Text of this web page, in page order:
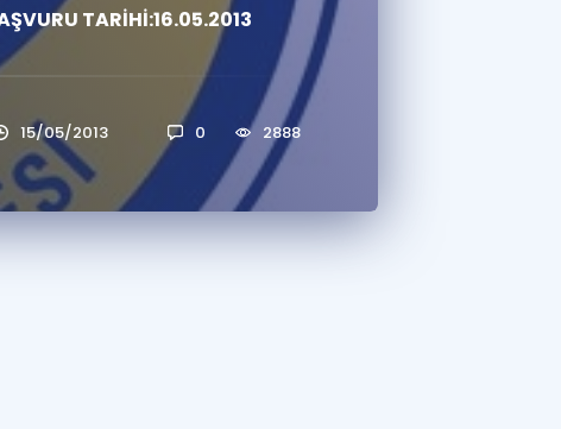
Sınavlarla İlgili Haberler
ve Konu Anlatımı
TARİHİ:16.05.2013
15/05/2013 0 2888